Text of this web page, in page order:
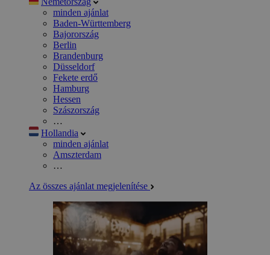
minden ajánlat
Baden-Württemberg
Bajorország
Berlin
Brandenburg
Düsseldorf
Fekete erdő
Hamburg
Hessen
Szászország
…
Hollandia
minden ajánlat
Amszterdam
…
Az összes ajánlat megjelenítése